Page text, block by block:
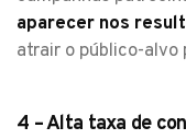
aparecer nos
atrair o público-alvo
4 – Alta taxa de